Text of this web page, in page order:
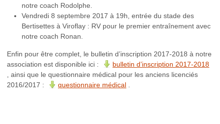
notre coach Rodolphe.
Vendredi 8 septembre 2017 à 19h, entrée du stade des
Bertisettes à Viroflay : RV pour le premier entraînement avec
notre coach Ronan.
Enfin pour être complet, le bulletin d’inscription 2017-2018 à notre
association est disponible ici :
bulletin d’inscription 2017-2018
, ainsi que le questionnaire médical pour les anciens licenciés
2016/2017 :
questionnaire médical .